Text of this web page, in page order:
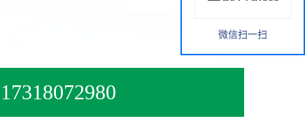
17318072980
微信扫一扫